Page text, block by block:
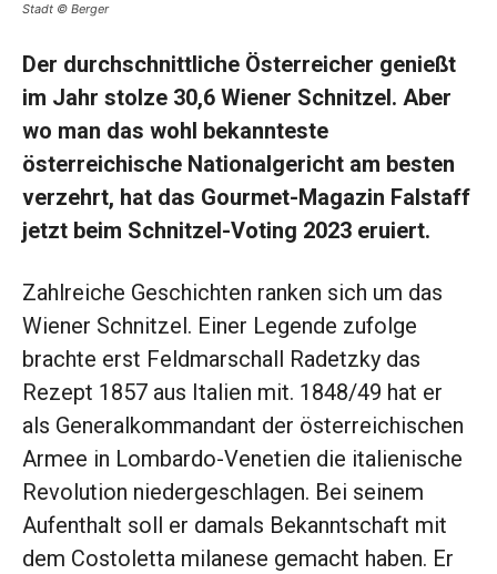
Stadt © Berger
Der durchschnittliche Österreicher genießt
im Jahr stolze 30,6 Wiener Schnitzel. Aber
wo man das wohl bekannteste
österreichische Nationalgericht am besten
verzehrt, hat das Gourmet-Magazin Falstaff
jetzt beim Schnitzel-Voting 2023 eruiert.
Zahlreiche Geschichten ranken sich um das
Wiener Schnitzel. Einer Legende zufolge
brachte erst Feldmarschall Radetzky das
Rezept 1857 aus Italien mit. 1848/49 hat er
als Generalkommandant der österreichischen
Armee in Lombardo-Venetien die italienische
Revolution niedergeschlagen. Bei seinem
Aufenthalt soll er damals Bekanntschaft mit
dem Costoletta milanese gemacht haben. Er